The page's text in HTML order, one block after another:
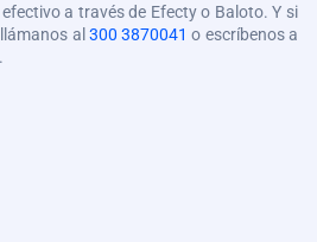
a través de Efecty o Baloto. Y si
al300 3870041 o escríbenos a
.